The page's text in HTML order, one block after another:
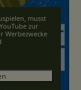
musst
zur
Werbezwecke